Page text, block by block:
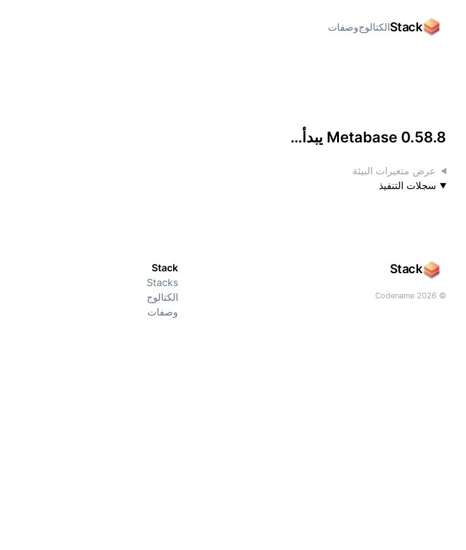
Stackالكتالوجوصفات
Metabase 0.58.8 يبدأ…
عرض متغيرات البيئة
سجلات التنفيذ
Stack
© 2026 Codename
Stack
Stacks
الكتالوج
وصفات